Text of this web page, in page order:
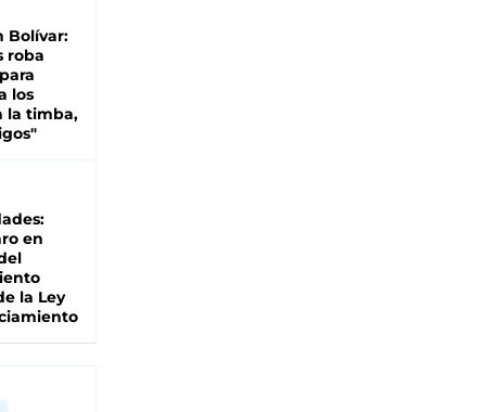
Bolívar:
roba
los
la timba,
en
la Ley